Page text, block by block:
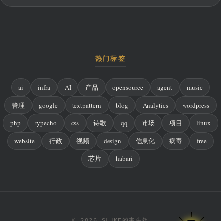
热门标签
ai infra AI 产品 opensource agent music
管理 google textpattern blog Analytics wordpress
php typecho css 诗歌 qq 市场 项目 linux
website 行政 视频 design 信息化 病毒 free
芯片 habari